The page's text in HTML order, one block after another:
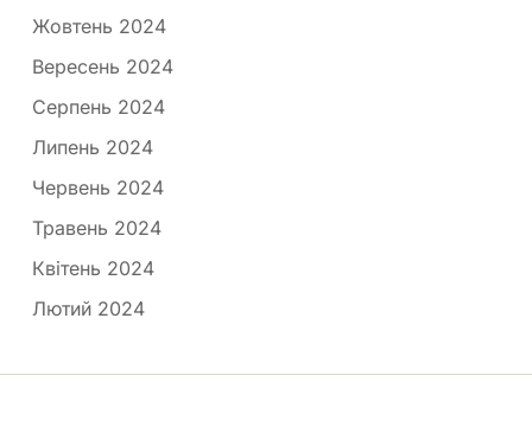
Жовтень 2024
Вересень 2024
Серпень 2024
Липень 2024
Червень 2024
Травень 2024
Квітень 2024
Лютий 2024